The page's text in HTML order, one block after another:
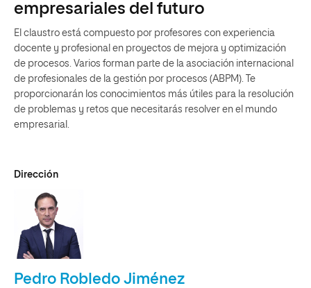
empresariales del futuro
El claustro está compuesto por profesores con experiencia
docente y profesional en proyectos de mejora y optimización
de procesos. Varios forman parte de la asociación internacional
de profesionales de la gestión por procesos (ABPM). Te
proporcionarán los conocimientos más útiles para la resolución
de problemas y retos que necesitarás resolver en el mundo
empresarial.
Dirección
Pedro Robledo Jiménez